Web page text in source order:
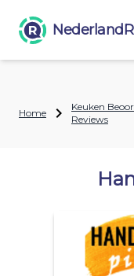
Home
Keuken
Reviews